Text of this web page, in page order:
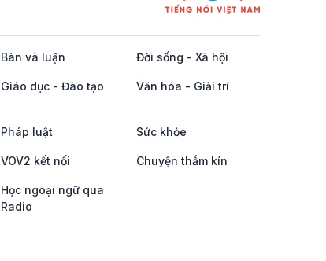
Bàn và luận Đời sống - Xã hội
Giáo dục - Đào tạo Văn hóa - Giải trí
Pháp luật Sức khỏe
VOV2 kết nối Chuyện thầm kín
Học ngoại ngữ qua
Radio